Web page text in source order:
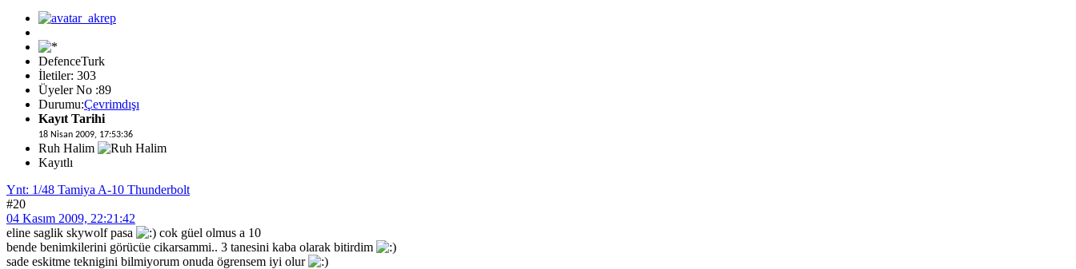
DefenceTurk
İletiler: 303
Üyeler No :89
Durumu:Çevrimdışı
Kayıt Tarihi
18 Nisan 2009, 17:53:36
Ruh Halim
Kayıtlı
Ynt: 1/48 Tamiya A-10 Thunderbolt
#20
04 Kasım 2009, 22:21:42
eline saglik skywolf pasa
cok güel olmus a 10
bende benimkilerini görücüe cikarsammi.. 3 tanesini kaba olarak bitirdim
sade eskitme teknigini bilmiyorum onuda ögrensem iyi olur